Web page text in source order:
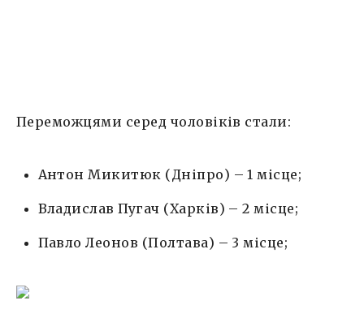
Переможцями серед чоловіків стали:
Антон Микитюк (Дніпро) – 1 місце;
Владислав Пугач (Харків) – 2 місце;
Павло Леонов (Полтава) – 3 місце;